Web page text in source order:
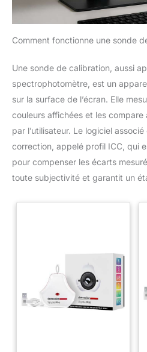
Comment fonctionne une sonde
Une sonde de calibration, aussi
spectrophotomètre, est un
sur la surface de l’écran. Elle
couleurs affichées et les
par l’utilisateur. Le logiciel
correction, appelé profil ICC, qui
pour compenser les écarts
toute subjectivité et garantit un